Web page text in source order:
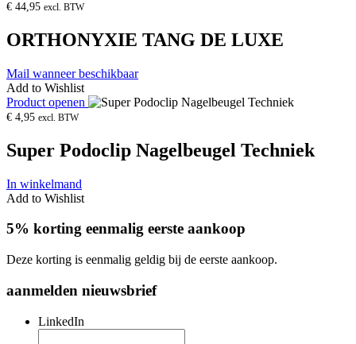
€ 44,95 excl. BTW
ORTHONYXIE TANG DE LUXE
Mail wanneer beschikbaar
Add to Wishlist
Product openen
€ 4,95 excl. BTW
Super Podoclip Nagelbeugel Techniek
In winkelmand
Add to Wishlist
5% korting eenmalig eerste aankoop
Deze korting is eenmalig geldig bij de eerste aankoop.
aanmelden nieuwsbrief
LinkedIn